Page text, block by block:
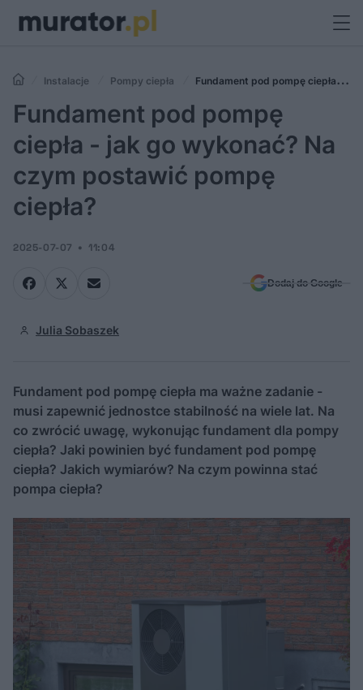
Instalacje Pompy ciepła
Fundament pod pompę ciepła - jak
go wykonać? Na czym postawić pompę ciepła?
Fundament pod pompę
ciepła - jak go wykonać? Na
czym postawić pompę
ciepła?
2025-07-07 11:04
Dodaj do Google
Julia Sobaszek
Fundament pod pompę ciepła ma ważne zadanie -
musi zapewnić jednostce stabilność na wiele lat. Na
co zwrócić uwagę, wykonując fundament dla pompy
ciepła? Jaki powinien być fundament pod pompę
ciepła? Jakich wymiarów? Na czym powinna stać
pompa ciepła?